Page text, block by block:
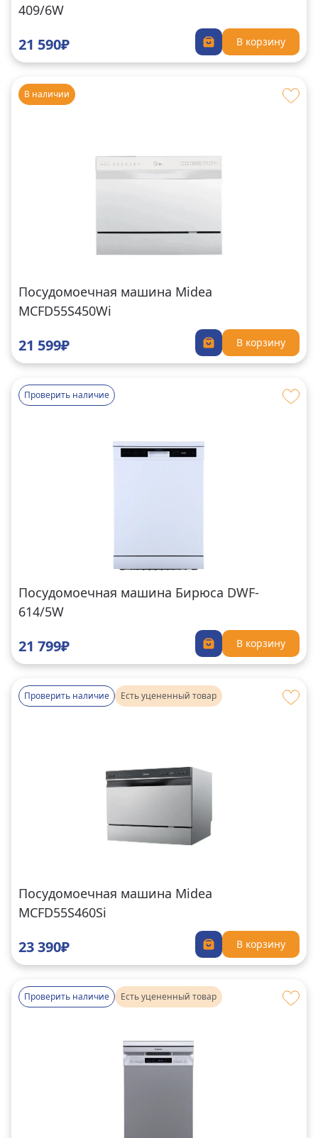
409/6W
21 590₽ В корзину
В наличии
Посудомоечная машина Midea
MCFD55S450Wi
21 599₽ В корзину
Проверить наличие
Посудомоечная машина Бирюса DWF-
614/5W
21 799₽ В корзину
Проверить наличие Есть уцененный товар
Посудомоечная машина Midea
MCFD55S460Si
23 390₽ В корзину
Проверить наличие Есть уцененный товар